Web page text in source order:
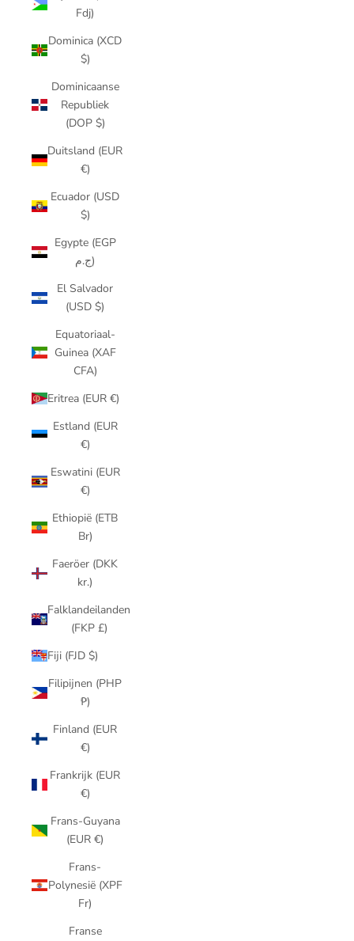
Fdj)
Dominica (XCD
$)
Dominicaanse
Republiek
(DOP $)
Duitsland (EUR
€)
Ecuador (USD
$)
Egypte (EGP
ج.م)
El Salvador
(USD $)
Equatoriaal-
Guinea (XAF
CFA)
Eritrea (EUR €)
Estland (EUR
€)
Eswatini (EUR
€)
Ethiopië (ETB
Br)
Faeröer (DKK
kr.)
Falklandeilanden
(FKP £)
Fiji (FJD $)
Filipijnen (PHP
₱)
Finland (EUR
€)
Frankrijk (EUR
€)
Frans-Guyana
(EUR €)
Frans-
Polynesië (XPF
Fr)
Franse